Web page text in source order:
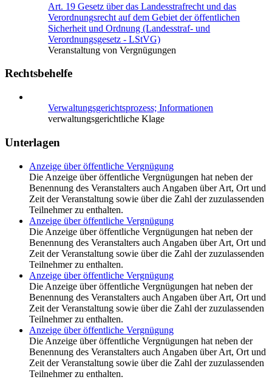
Art. 19 Gesetz über das Landesstrafrecht und das
Verordnungsrecht auf dem Gebiet der öffentlichen
Sicherheit und Ordnung (Landesstraf- und
Verordnungsgesetz - LStVG)
Veranstaltung von Vergnügungen
Rechtsbehelfe
Verwaltungsgerichtsprozess; Informationen
verwaltungsgerichtliche Klage
Unterlagen
Anzeige über öffentliche Vergnügung
Die Anzeige über öffentliche Vergnügungen hat neben der
Benennung des Veranstalters auch Angaben über Art, Ort und
Zeit der Veranstaltung sowie über die Zahl der zuzulassenden
Teilnehmer zu enthalten.
Anzeige über öffentliche Vergnügung
Die Anzeige über öffentliche Vergnügungen hat neben der
Benennung des Veranstalters auch Angaben über Art, Ort und
Zeit der Veranstaltung sowie über die Zahl der zuzulassenden
Teilnehmer zu enthalten.
Anzeige über öffentliche Vergnügung
Die Anzeige über öffentliche Vergnügungen hat neben der
Benennung des Veranstalters auch Angaben über Art, Ort und
Zeit der Veranstaltung sowie über die Zahl der zuzulassenden
Teilnehmer zu enthalten.
Anzeige über öffentliche Vergnügung
Die Anzeige über öffentliche Vergnügungen hat neben der
Benennung des Veranstalters auch Angaben über Art, Ort und
Zeit der Veranstaltung sowie über die Zahl der zuzulassenden
Teilnehmer zu enthalten.